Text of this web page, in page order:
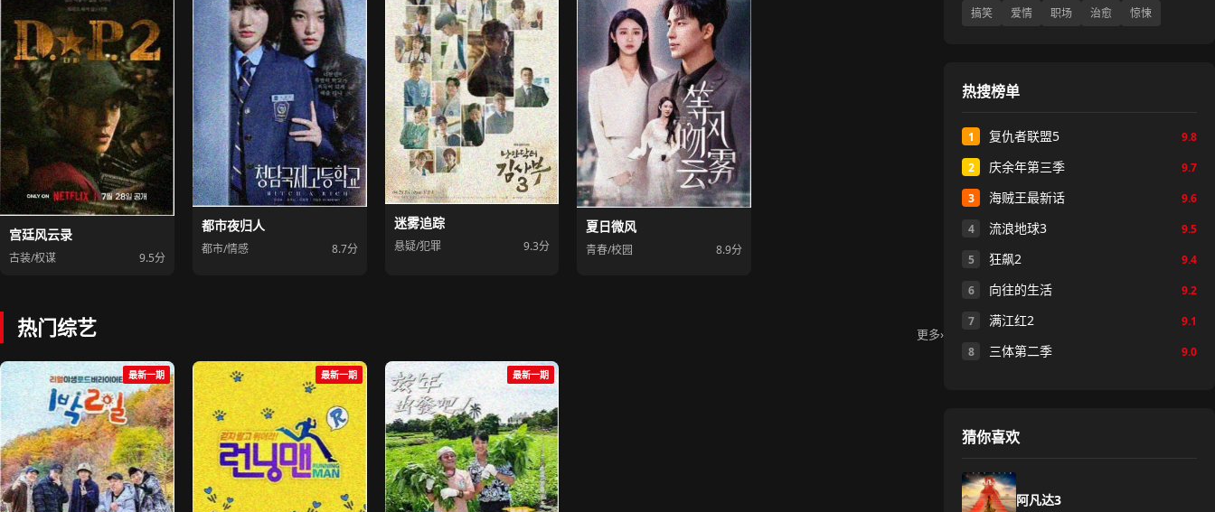
宫廷风云录
古装/权谋 9.5分
都市夜归人
都市/情感 8.7分
迷雾追踪
悬疑/犯罪 9.3分
夏日微风
青春/校园 8.9分
热门综艺 更多›
最新一期 最新一期 最新一期
搞笑
爱情 职场 治愈 惊悚
热搜榜单
1 复仇者联盟5
9.8
2
庆余年第三季
9.7
3
海贼王最新话
9.6
4
流浪地球3
9.5
5
狂飙2
9.4
6
向往的生活
9.2
7
满江红2
9.1
8
三体第二季 9.0
猜你喜欢
阿凡达3